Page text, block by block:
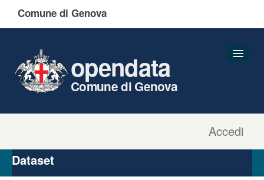
Comune di Genova
Accedi
opendata
Comune di Genova
Organizzazioni
Gruppi
Dataset